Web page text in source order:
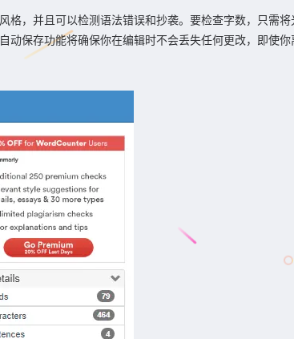
，并且可以检测语法错误和抄袭。要检查字数，只需
保存功能将确保你在编辑时不会丢失任何更改，即使你